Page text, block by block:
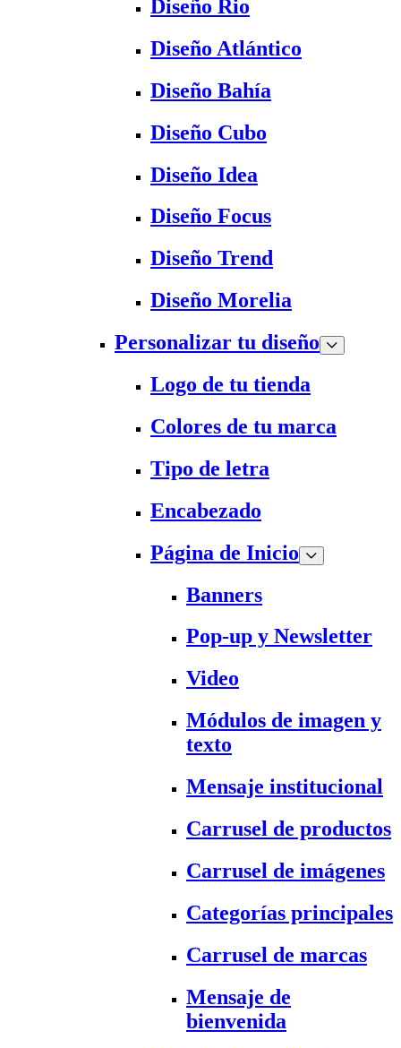
Diseño Rio
Diseño Atlántico
Diseño Bahía
Diseño Cubo
Diseño Idea
Diseño Focus
Diseño Trend
Diseño Morelia
Personalizar tu diseño
Logo de tu tienda
Colores de tu marca
Tipo de letra
Encabezado
Página de Inicio
Banners
Pop-up y Newsletter
Video
Módulos de imagen y
texto
Mensaje institucional
Carrusel de productos
Carrusel de imágenes
Categorías principales
Carrusel de marcas
Mensaje de
bienvenida